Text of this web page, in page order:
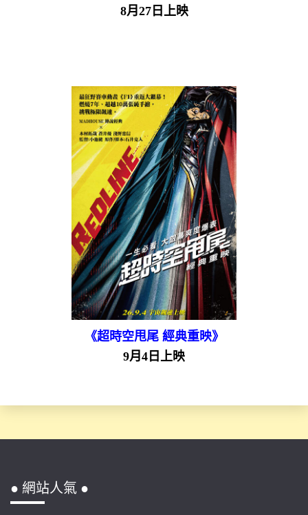
8月27日上映
《超時空甩尾 經典重映》
9月4日上映
● 網站人氣 ●